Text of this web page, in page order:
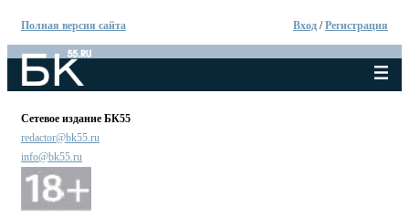
Полная версия сайта Вход /Регистрация
Сетевое издание БК55
redactor@bk55.ru
info@bk55.ru